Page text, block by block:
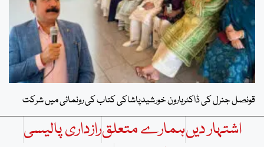
قونصل جنرل کی ڈاکٹرہارون خورشیدپاشاکی کتاب کی رونمائی میں شرکت
اشتہار دیںہمارے متعلقرازداری پالیسی